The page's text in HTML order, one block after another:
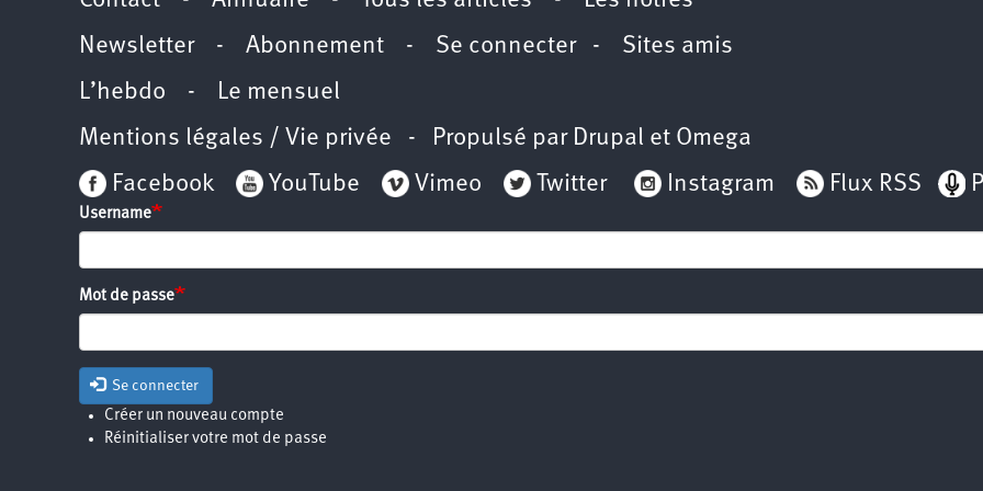
Newsletter- Abonnement - Se connecter- Sites amis
L’hebdo - Le mensuel
Mentions légales / Vie privée - Propulsé par Drupal et Omega
Facebook
YouTube Vimeo Twitter Instagram Flux RSS
Username
Mot de passe
Se connecter
Créer un nouveau compte
Réinitialiser votre mot de passe